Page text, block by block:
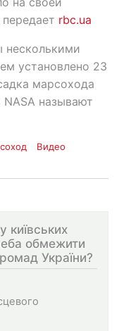
rbc.ua
несколькими
установлено 23
марсохода
называют
Видео
київських
обмежити
України?